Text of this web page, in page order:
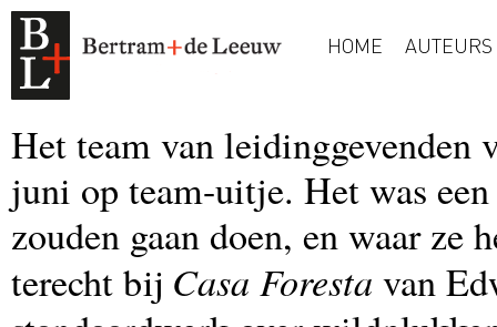
HOME AUTEURS
Het team van leidinggevenden
juni op team-uitje. Het was
zouden gaan doen, en waar ze
terecht bij Casa Foresta van